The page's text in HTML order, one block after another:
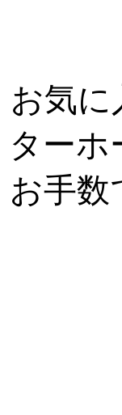
お気
ター
お手数